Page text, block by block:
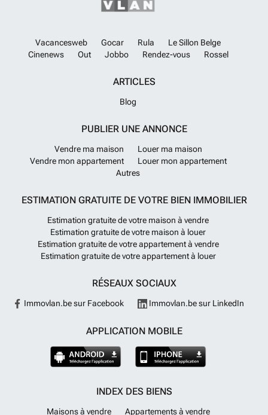
Vacancesweb Gocar Rula
Le Sillon Belge
Cinenews
Out Jobbo Rendez-vous Rossel
ARTICLES
Blog
PUBLIER UNE ANNONCE
Vendre ma maison
Louer ma maison
Vendre mon appartement
Louer mon appartement
Autres
ESTIMATION GRATUITE DE VOTRE BIEN IMMOBILIER
Estimation gratuite de votre maison à vendre
Estimation gratuite de votre maison à louer
Estimation gratuite de votre appartement à vendre
Estimation gratuite de votre appartement à louer
RÉSEAUX SOCIAUX
Immovlan.be sur Facebook Immovlan.be sur LinkedIn
APPLICATION MOBILE
INDEX DES BIENS
Maisons à vendre
Appartements à vendre